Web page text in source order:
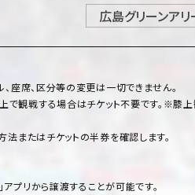
広島グリーンア
座席、区分等の変更は一切できません。
戦する場合はチケット不要です。※膝上
またはチケットの半券を確認します。
プリから譲渡することが可能です。